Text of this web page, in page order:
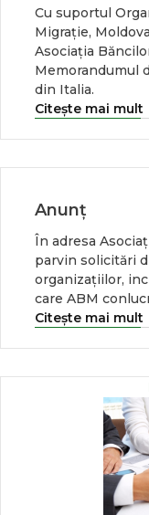
Cu suportul
Migrație,
Asociația
Memorandumul
din Italia.
Citește mai mult
Anunț
În adresa
parvin solicitări
organizațiilor,
care ABM
Citește mai mult